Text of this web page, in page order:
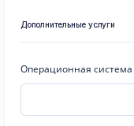
Дополнительные услуги
Операционная система